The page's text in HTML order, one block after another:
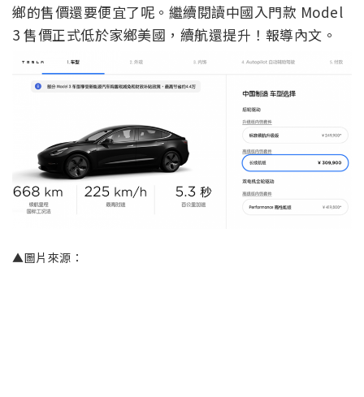
鄉的售價還要便宜了呢。繼續閱讀中國入門款 Model
3 售價正式低於家鄉美國，續航還提升！報導內文。
▲圖片來源：